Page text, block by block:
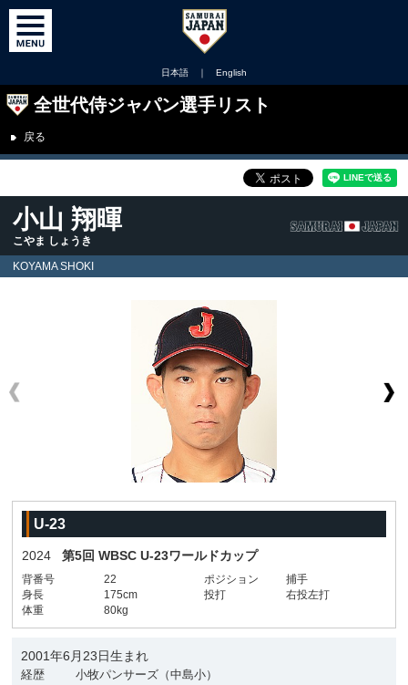
日本語 ｜ English
全世代侍ジャパン選手リスト
戻る
小山 翔暉
こやま しょうき
KOYAMA SHOKI
U-23
2024 第5回 WBSC U-23ワールドカップ
背番号 22 ポジション
捕手
身長
175cm 投打
右投左打
体重
80kg
2001年6月23日生まれ
経歴
小牧パンサーズ（中島小）